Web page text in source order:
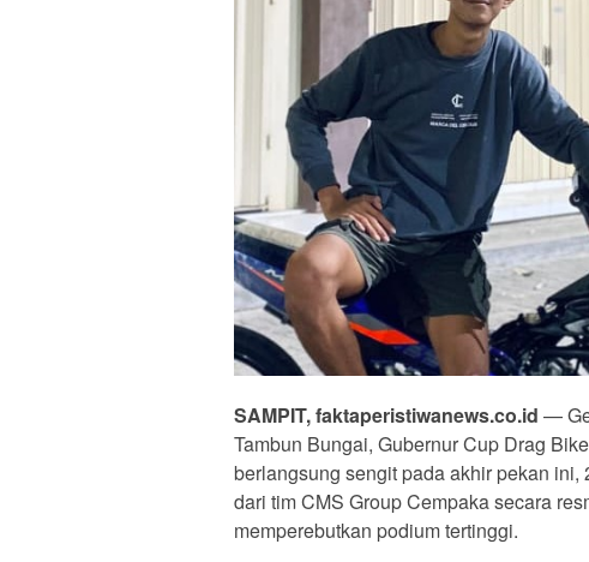
SAMPIT, faktaperistiwanews.co.id —
Tambun Bungai, Gubernur Cup Drag
berlangsung sengit pada akhir pekan
dari tim CMS Group Cempaka secara
memperebutkan podium tertinggi.